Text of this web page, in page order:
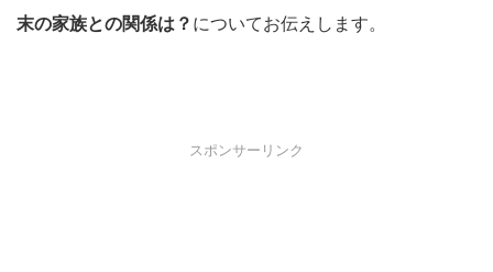
末の家族との関係は？ についてお伝えします。
スポンサーリンク